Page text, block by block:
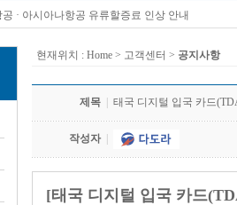
· 아시아나항공 유류할증료 인상 안내
현재위치 : Home > 고객센터 > 공지사항
제목 태국 디지털 입국 카드
작성자
[태국 디지털 입국 카드